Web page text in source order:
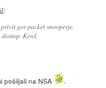
:
gor packet snooperje.
Kewl.
pošiljali na NSA .